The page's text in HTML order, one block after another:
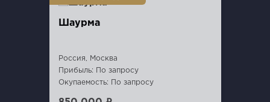
Шаурма
Россия, Москва
Прибыль: По запросу
Окупаемость: По запросу